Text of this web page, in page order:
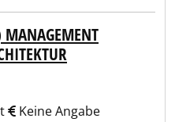
Keine Angabe